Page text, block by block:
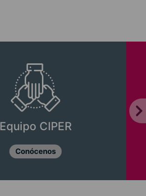
Equipo CIPER
Conócenos